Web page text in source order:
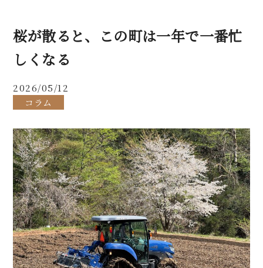
桜が散ると、この町は一年で一番忙
しくなる
2026/05/12
コラム